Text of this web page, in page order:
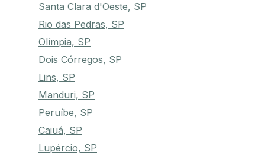
Santa Clara d'Oeste, SP
Rio das Pedras, SP
Olímpia, SP
Dois Córregos, SP
Lins, SP
Manduri, SP
Peruíbe, SP
Caiuá, SP
Lupércio, SP